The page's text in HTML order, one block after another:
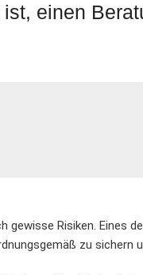
einen
Risiken.
zu sichern